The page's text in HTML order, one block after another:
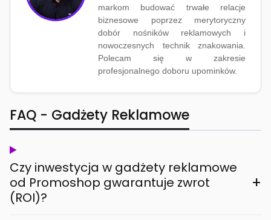
markom budować trwałe relacje
biznesowe poprzez merytoryczny
dobór nośników reklamowych i
nowoczesnych technik znakowania.
Polecam się w zakresie
profesjonalnego doboru upominków.
FAQ - Gadżety Reklamowe
Czy inwestycja w gadżety reklamowe
od Promoshop gwarantuje zwrot
(ROI)?
+